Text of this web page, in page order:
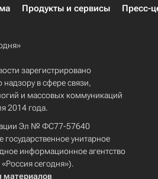
Продукты и сервисы Пресс-
зарегистрировано
в сфере связи,
и массовых коммуникаций
2014 года.
Эл № ФС77-57640
унитарное
информационное агентство
сегодня»).
материалов